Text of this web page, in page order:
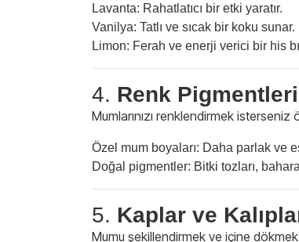
Lavanta: Rahatlatıcı bir etki yaratır.
Vanilya: Tatlı ve sıcak bir koku sunar.
Limon: Ferah ve enerji verici bir his
4. Renk Pigmentleri
Mumlarınızı renklendirmek
Özel mum boyaları: Daha parlak ve
Doğal pigmentler: Bitki tozları,
5. Kaplar ve
Mumu şekillendirmek ve içine